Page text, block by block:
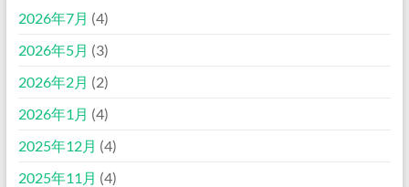
2026年7月 (4)
2026年5月 (3)
2026年2月 (2)
2026年1月 (4)
2025年12月 (4)
2025年11月 (4)